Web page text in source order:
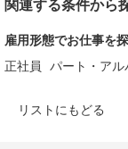
関連する条件から
雇用形態でお仕事を
正社員
パート・アル
リストにもどる